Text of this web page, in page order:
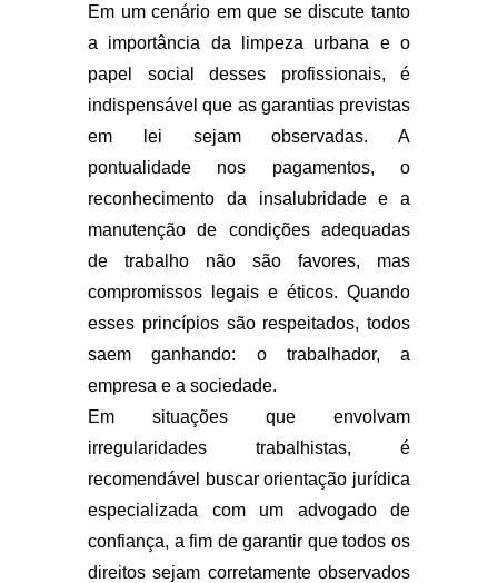
Em um cenário em que se discute tanto
a importância da limpeza urbana e o
papel social desses profissionais, é
indispensável que as garantias previstas
em lei sejam observadas. A
pontualidade nos pagamentos, o
reconhecimento da insalubridade e a
manutenção de condições adequadas
de trabalho não são favores, mas
compromissos legais e éticos. Quando
esses princípios são respeitados, todos
saem ganhando: o trabalhador, a
empresa e a sociedade.
Em situações que envolvam
irregularidades trabalhistas, é
recomendável buscar orientação jurídica
especializada com um advogado de
confiança, a fim de garantir que todos os
direitos sejam corretamente observados